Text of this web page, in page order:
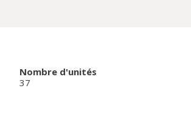
Nombre d'unités
37